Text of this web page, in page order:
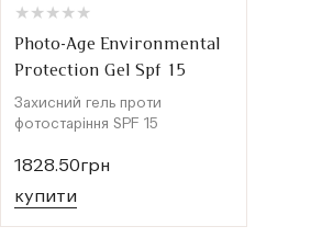
★
★ ★
★ ★
★ ★
★ ★
★
Photo-Age Environmental
Protection Gel Spf 15
Захисний гель проти
фотостаріння SPF 15
1828.50грн
купити